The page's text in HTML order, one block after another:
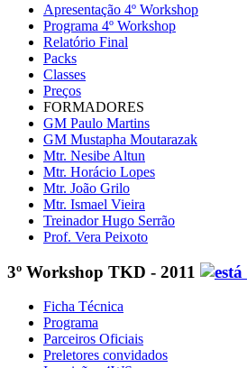
Apresentação 4º Workshop
Programa 4º Workshop
Relatório Final
Packs
Classes
Preços
FORMADORES
GM Paulo Martins
GM Mustapha Moutarazak
Mtr. Nesibe Altun
Mtr. Horácio Lopes
Mtr. João Grilo
Mtr. Ismael Vieira
Treinador Hugo Serrão
Prof. Vera Peixoto
3º Workshop TKD - 2011
Ficha Técnica
Programa
Parceiros Oficiais
Preletores convidados